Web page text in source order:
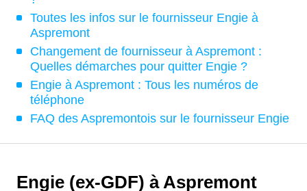
Toutes les infos sur le fournisseur Engie à
Aspremont
Changement de fournisseur à Aspremont :
Quelles démarches pour quitter Engie ?
Engie à Aspremont : Tous les numéros de
téléphone
FAQ des Aspremontois sur le fournisseur Engie
Engie (ex-GDF) à Aspremont